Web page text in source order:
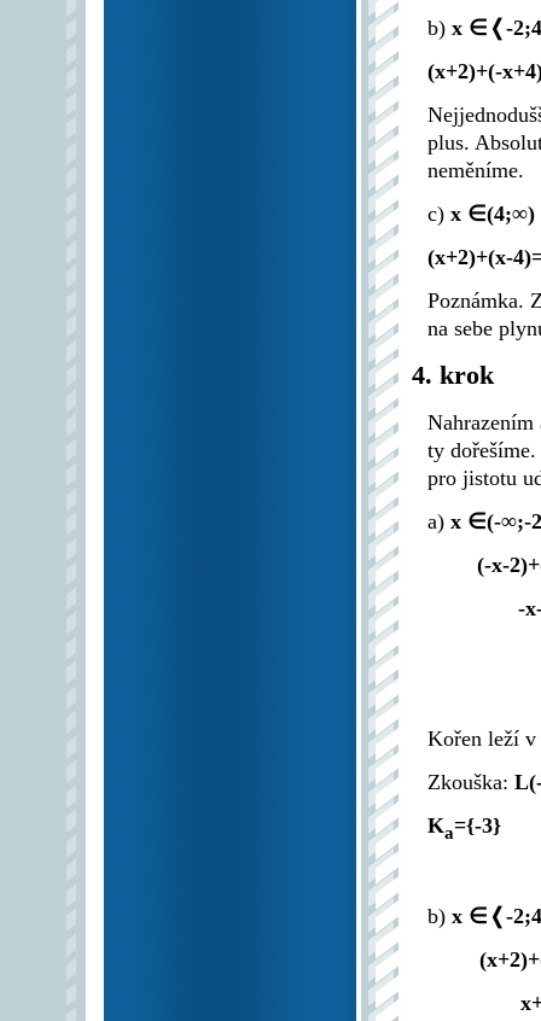
b) x ∈❬-
(x+2)+(-
plus.
neměníme.
c) x ∈(4;∞)
(x+2)+(x-
Poznámka.
na sebe
4. krok
ty
pro jistotu
a) x ∈(-∞;-
(-x-
-
Kořen leží v
Zkouška:
Ka={-3}
b) x ∈❬-